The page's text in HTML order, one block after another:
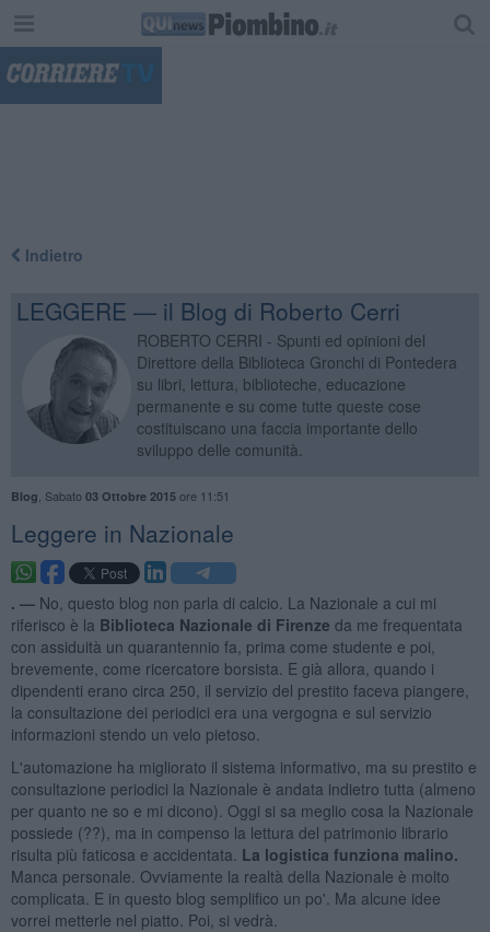
Indietro
LEGGERE — il Blog di Roberto Cerri
ROBERTO CERRI - Spunti ed opinioni del
Direttore della Biblioteca Gronchi di Pontedera
su libri, lettura, biblioteche, educazione
permanente e su come tutte queste cose
costituiscano una faccia importante dello
sviluppo delle comunità.
Blog Sabato 03 Ottobre 2015ore 11:51
​Leggere in Nazionale
. — No, questo blog non parla di calcio. La Nazionale a cui mi
riferisco è la Biblioteca Nazionale di Firenze da me frequentata
con assiduità un quarantennio fa, prima come studente e poi,
brevemente, come ricercatore borsista. E già allora, quando i
dipendenti erano circa 250, il servizio del prestito faceva piangere,
la consultazione dei periodici era una vergogna e sul servizio
informazioni stendo un velo pietoso.
L'automazione ha migliorato il sistema informativo, ma su prestito e
consultazione periodici la Nazionale è andata indietro tutta (almeno
per quanto ne so e mi dicono). Oggi si sa meglio cosa la Nazionale
possiede (??), ma in compenso la lettura del patrimonio librario
risulta più faticosa e accidentata. La logistica funziona malino.
Manca personale. Ovviamente la realtà della Nazionale è molto
complicata. E in questo blog semplifico un po'. Ma alcune idee
vorrei metterle nel piatto. Poi, si vedrà.